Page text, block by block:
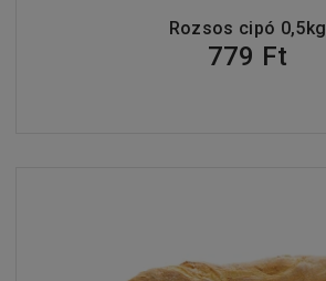
Rozsos cipó 0,5kg
779 Ft